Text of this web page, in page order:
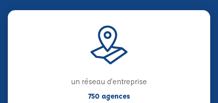
un réseau d'entreprise
750 agences